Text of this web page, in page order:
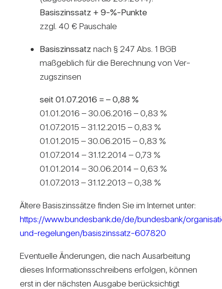
Basis­zins­satz + 9-%-Punkte
zzgl. 40 € Pau­schale
Basis­zins­satz nach § 247 Abs. 1 BGB
maß­geb­lich für die Berech­nung von Ver­
zugs­zinsen
seit 01.07.2016 = – 0,88 %
01.01.2016 – 30.06.2016 – 0,83 %
01.07.2015 – 31.12.2015 – 0,83 %
01.01.2015 – 30.06.2015 – 0,83 %
01.07.2014 – 31.12.2014 – 0,73 %
01.01.2014 – 30.06.2014 – 0,63 %
01.07.2013 – 31.12.2013 – 0,38 %
Ältere Basis­zins­sätze finden Sie im Internet unter:
https://www.bundesbank.de/de/bundesbank/
und-regelungen/basiszinssatz-607820
Even­tu­elle Ände­rungen, die nach Aus­ar­bei­tung
dieses Infor­ma­ti­ons­schrei­bens erfolgen, können
erst in der nächsten Aus­gabe berück­sich­tigt